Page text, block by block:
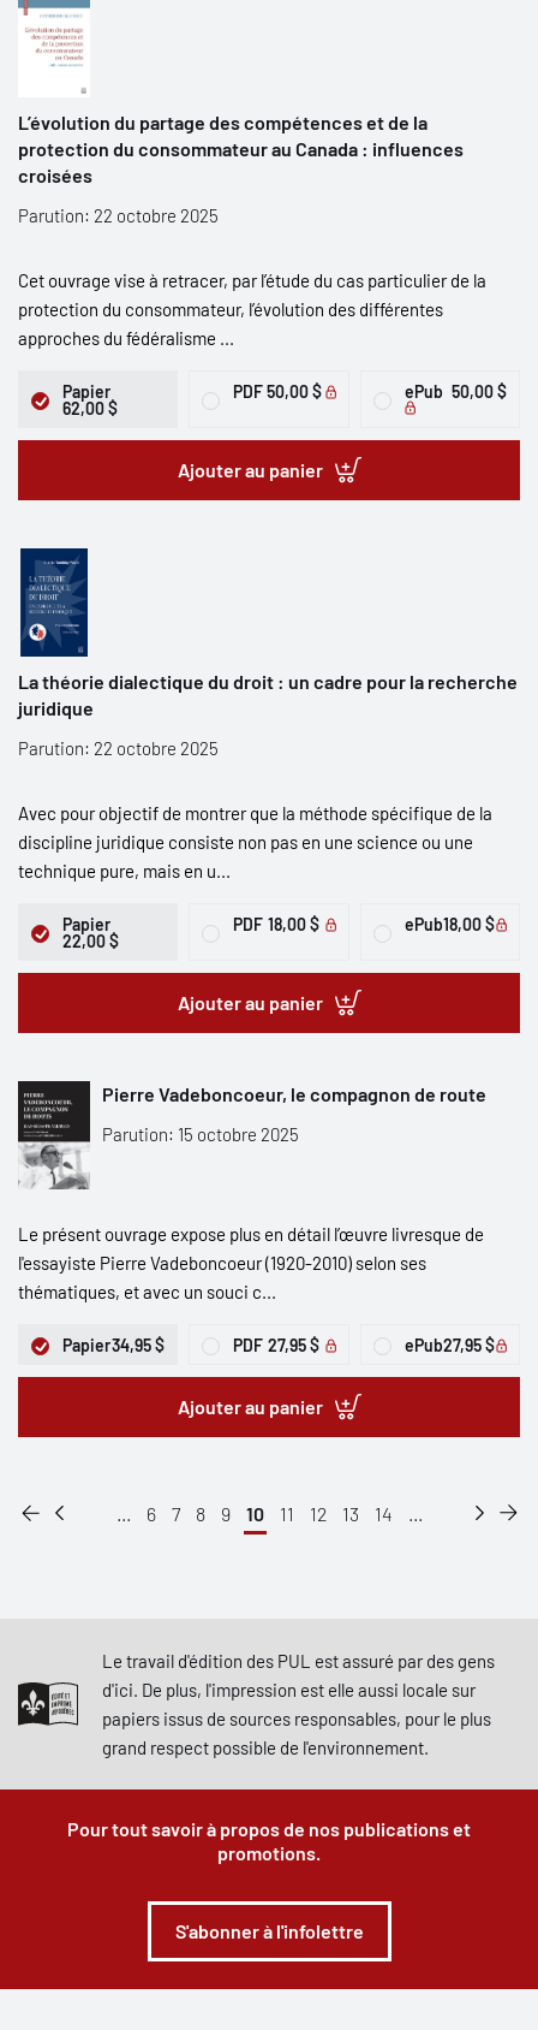
L’évolution du partage des compétences et de la
protection du consommateur au Canada : influences
croisées
Parution: 22 octobre 2025
Cet ouvrage vise à retracer, par l’étude du cas particulier de la
protection du consommateur, l’évolution des différentes
approches du fédéralisme ...
Papier
62,00 $
PDF50,00 $ ePub 50,00 $
Ajouter au panier
La théorie dialectique du droit : un cadre pour la recherche
juridique
Parution: 22 octobre 2025
Avec pour objectif de montrer que la méthode spécifique de la
discipline juridique consiste non pas en une science ou une
technique pure, mais en u...
Papier
22,00 $
PDF 18,00 $ ePub18,00 $
Ajouter au panier
Pierre Vadeboncoeur, le compagnon de route
Parution: 15 octobre 2025
Le présent ouvrage expose plus en détail l’œuvre livresque de
l'essayiste Pierre Vadeboncoeur (1920-2010) selon ses
thématiques, et avec un souci c...
Papier34,95 $ PDF 27,95 $ ePub27,95 $
Ajouter au panier
... 6 7 8 9 10 11 12 13 14 ...
Le travail d'édition des PUL est assuré par des gens
d'ici. De plus, l'impression est elle aussi locale sur
papiers issus de sources responsables, pour le plus
grand respect possible de l'environnement.
Pour tout savoir à propos de nos publications et
promotions.
S'abonner à l'infolettre